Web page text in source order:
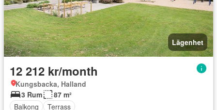
Lägenhet
12 212 kr/month
Kungsbacka, Halland
3 Rum
87 m²
Balkong
Terrass